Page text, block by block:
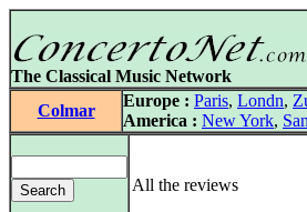
The Classical Music Network
Colmar
Europe : Paris, Londn,
America : New York,
All the reviews